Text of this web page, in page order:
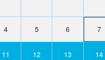
4 5 6 7
11 12 13 14